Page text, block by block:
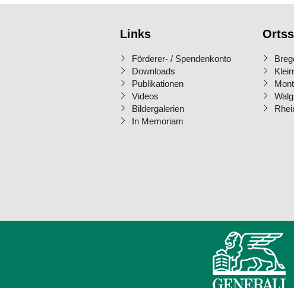
Links
Förderer- / Spendenkonto
Downloads
Publikationen
Videos
Bildergalerien
In Memoriam